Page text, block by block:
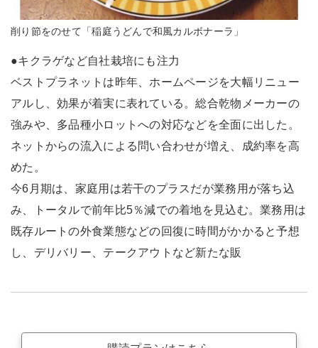
削り節をのせて「稲庭うどんで和風カルボナーラ」
●キクラゲなど自社栽培にも注力
ベストプラネットは昨年、ホームページを大幅リニュー
アルし、効果が着実に表れている。総合乾物メーカーの
強みや、多品種小ロットへの対応などを全面に出した。
ネットからの流入による問い合わせが増え、成約率を高
めた。
今6月期は、家庭用は若干のプラスだが業務用が落ち込
み、トータルで前年比5％減での着地を見込む。業務用は
既存ルートの外食業態などの回復に時間がかかると予想
し、デリバリー、テークアウトなど新たな販